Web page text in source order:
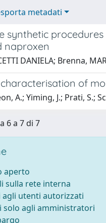
metadati
synthetic
naproxen
DANIELA; Brenna,
of
A.; Yiming, J.; Prati, S.;
6 a 7 di 7
aperto
sulla rete interna
utenti autorizzati
solo agli amministratori